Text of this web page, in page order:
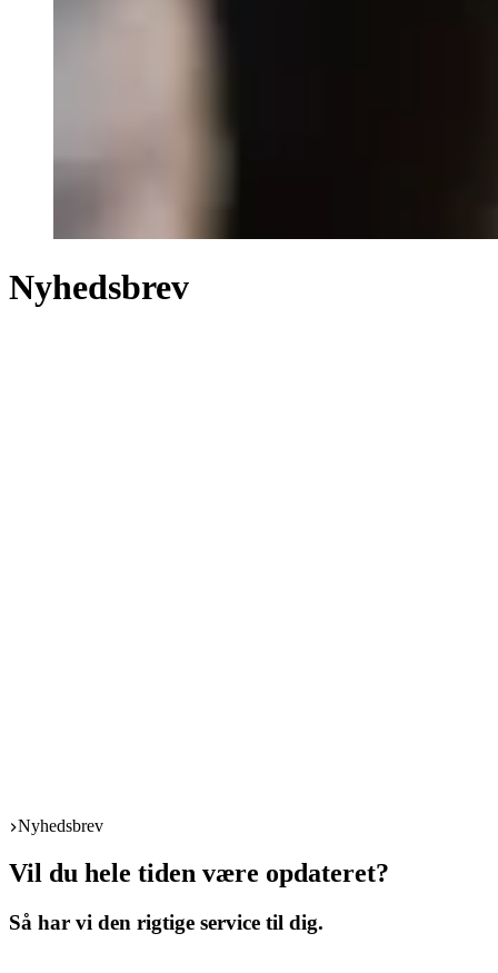
Nyhedsbrev
Start
Nyhedsbrev
Vil du hele tiden være opdateret?
Så har vi den rigtige service til dig.